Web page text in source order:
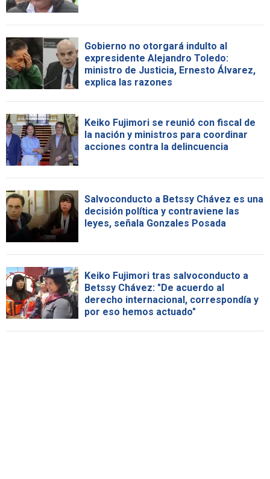
Gobierno no otorgará indulto al
expresidente Alejandro Toledo:
ministro de Justicia, Ernesto Álvarez,
explica las razones
Keiko Fujimori se reunió con fiscal de
la nación y ministros para coordinar
acciones contra la delincuencia
Salvoconducto a Betssy Chávez es una
decisión política y contraviene las
leyes, señala Gonzales Posada
Keiko Fujimori tras salvoconducto a
Betssy Chávez: "De acuerdo al
derecho internacional, correspondía y
por eso hemos actuado"